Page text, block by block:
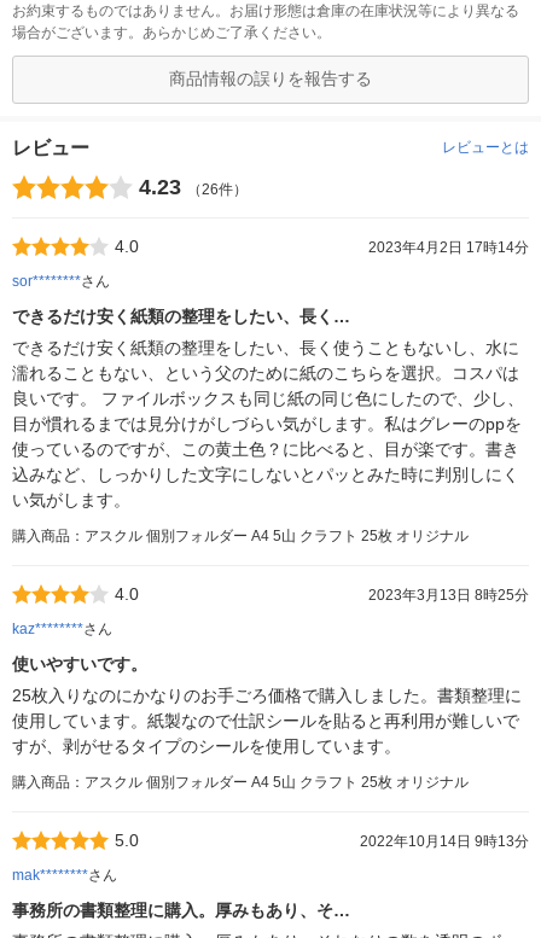
お約束するものではありません。お届け形態は倉庫の在庫状況等により異なる
場合がございます。あらかじめご了承ください。
商品情報の誤りを報告する
レビュー レビューとは
4.23 （26件）
4.0
2023年4月2日 17時14分
sor********さん
できるだけ安く紙類の整理をしたい、長く…
できるだけ安く紙類の整理をしたい、長く使うこともないし、水に
濡れることもない、という父のために紙のこちらを選択。コスパは
良いです。 ファイルボックスも同じ紙の同じ色にしたので、少し、
目が慣れるまでは見分けがしづらい気がします。私はグレーのppを
使っているのですが、この黄土色？に比べると、目が楽です。書き
込みなど、しっかりした文字にしないとパッとみた時に判別しにく
い気がします。
購入商品：アスクル 個別フォルダー A4 5山 クラフト 25枚 オリジナル
4.0
2023年3月13日 8時25分
kaz********さん
使いやすいです。
25枚入りなのにかなりのお手ごろ価格で購入しました。書類整理に
使用しています。紙製なので仕訳シールを貼ると再利用が難しいで
すが、剥がせるタイプのシールを使用しています。
購入商品：アスクル 個別フォルダー A4 5山 クラフト 25枚 オリジナル
5.0
2022年10月14日 9時13分
mak********さん
事務所の書類整理に購入。厚みもあり、そ…